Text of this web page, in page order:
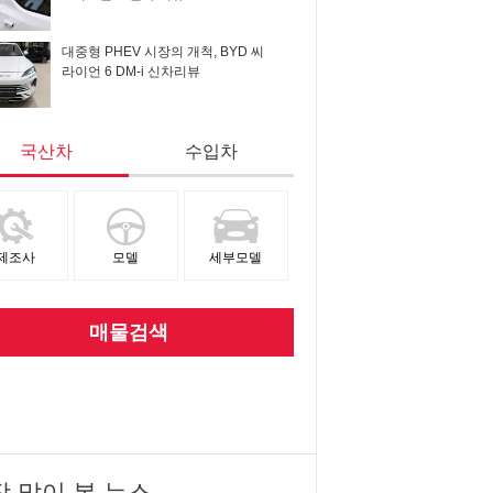
대중형 PHEV 시장의 개척, BYD 씨
라이언 6 DM-i 신차리뷰
국산차 수입차
조사 모델 세부모델
매물검색